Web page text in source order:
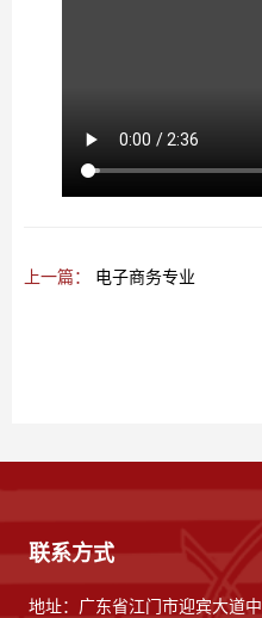
上一篇：
电子商务专业
联系方式
地址：广东省江门市迎宾大道